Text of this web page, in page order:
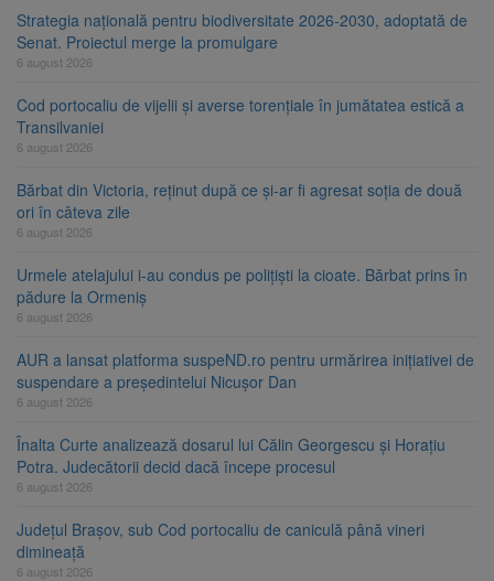
Strategia națională pentru biodiversitate 2026-2030, adoptată de
Senat. Proiectul merge la promulgare
6 august 2026
Cod portocaliu de vijelii și averse torențiale în jumătatea estică a
Transilvaniei
6 august 2026
Bărbat din Victoria, reținut după ce și-ar fi agresat soția de două
ori în câteva zile
6 august 2026
Urmele atelajului i-au condus pe polițiști la cioate. Bărbat prins în
pădure la Ormeniș
6 august 2026
AUR a lansat platforma suspeND.ro pentru urmărirea inițiativei de
suspendare a președintelui Nicușor Dan
6 august 2026
Înalta Curte analizează dosarul lui Călin Georgescu și Horațiu
Potra. Judecătorii decid dacă începe procesul
6 august 2026
Județul Brașov, sub Cod portocaliu de caniculă până vineri
dimineață
6 august 2026